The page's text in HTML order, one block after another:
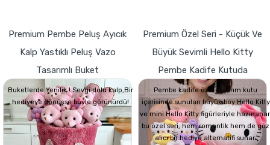
Premium Pembe Peluş Ayıcık
Kalp Yastıklı Peluş Vazo
Tasarımlı Buket
Buketlerde Yenilik ! Sevgi dolu kalp,Bir
hediyeye dönüşse böyle görünürdü!
Premium Özel Seri - Küçük Ve
Büyük Sevimli Hello Kitty
Pembe Kadife Kutuda
Pembe kadife özel tasarım kutu
içerisinde sunulan büyük boy Hello Kitty
ve mini Hello Kitty figürleriyle
bu özel seri, hem romantik hem de göz
alıcı bir hediye alternatifi sunar.